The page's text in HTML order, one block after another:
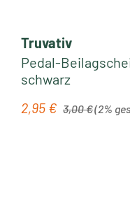
Truvativ
Pedal-
schwarz
Verkaufspreis:
2,95 € Regulärer Preis:
3,00 €(2%